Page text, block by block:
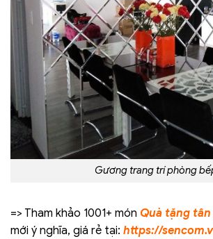
Gương trang trí phòng
=> Tham khảo 1001+ món Quà tặng tân
mới ý nghĩa, giá rẻ tại: https://